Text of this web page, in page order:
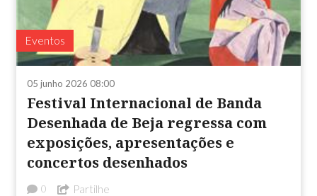
Eventos
05 junho 2026 08:00
Festival Internacional de Banda
Desenhada de Beja regressa com
exposições, apresentações e
concertos desenhados
0 Partilhe